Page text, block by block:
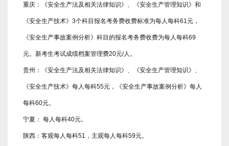
重庆：《安全生产法及相关法律知识》、《安全生产管理知识》和
《安全生产技术》3个科目报名考务费收费标准为每人每科61元，
《安全生产事故案例分析》科目的报名考务费收费为每人每科69
元。新考生考试成绩档案管理费20元/人。
贵州：《安全生产法及相关法律知识》、《安全生产管理知识》、
《安全生产技术》每人每科55元，《安全生产事故案例分析》每人
每科60元。
宁夏： 每人每科40元。
陕西：客观每人每科51，主观每人每科59元。